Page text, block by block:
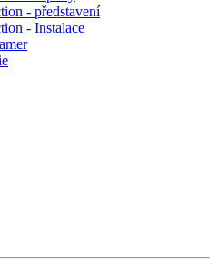
- představení
- Instalace